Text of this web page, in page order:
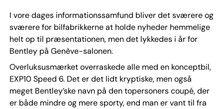
I vore dages informationssamfund bliver det sværere og
sværere for bilfabrikkerne at holde nyheder hemmelige
helt op til præsentationen, men det lykkedes i år for
Bentley på Genève-salonen.
Overluksusmærket overraskede alle med en konceptbil,
EXP10 Speed 6. Det er det lidt kryptiske, men også
meget Bentley’ske navn på den topersoners coupé, der
er både mindre og mere sporty, end man er vant til fra